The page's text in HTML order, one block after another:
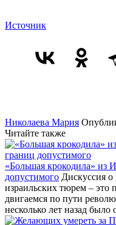
Источник
Николаева Мария
Читайте также
«Большая крокодила» из
допустимого Дискуссия
израильских тюрем – это
двигаемся по пути
несколько лет назад